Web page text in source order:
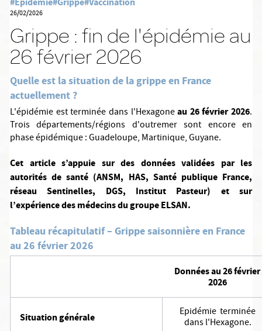
26/02/2026
Grippe : fin de l'épidémie au
26 février 2026
Quelle est la situation de la grippe en France
actuellement ?
L'épidémie est terminée dans l'Hexagoneau 26 février 2026.
Trois départements/régions d'outremer sont encore en
phase épidémique : Guadeloupe, Martinique, Guyane.
Cet article s’appuie sur des données validées par les
autorités de santé (ANSM, HAS, Santé publique France,
réseau Sentinelles, DGS, Institut Pasteur) et sur
l’expérience des médecins du groupe ELSAN.
Tableau récapitulatif – Grippe saisonnière en France
au 26 février 2026
Données au 26 février
2026
Situation générale Epidémie terminée
dans l'Hexagone.